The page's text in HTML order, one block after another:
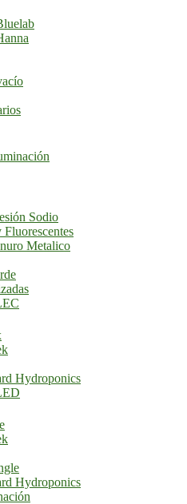
Sodio
Metalico
Hydroponics
Hydroponics